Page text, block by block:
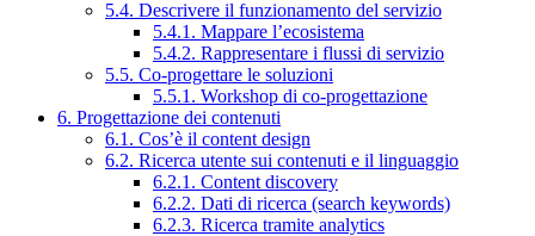
5.4. Descrivere il funzionamento del servizio
5.4.1. Mappare l’ecosistema
5.4.2. Rappresentare i flussi di servizio
5.5. Co-progettare le soluzioni
5.5.1. Workshop di co-progettazione
6. Progettazione dei contenuti
6.1. Cos’è il content design
6.2. Ricerca utente sui contenuti e il linguaggio
6.2.1. Content discovery
6.2.2. Dati di ricerca (search keywords)
6.2.3. Ricerca tramite analytics